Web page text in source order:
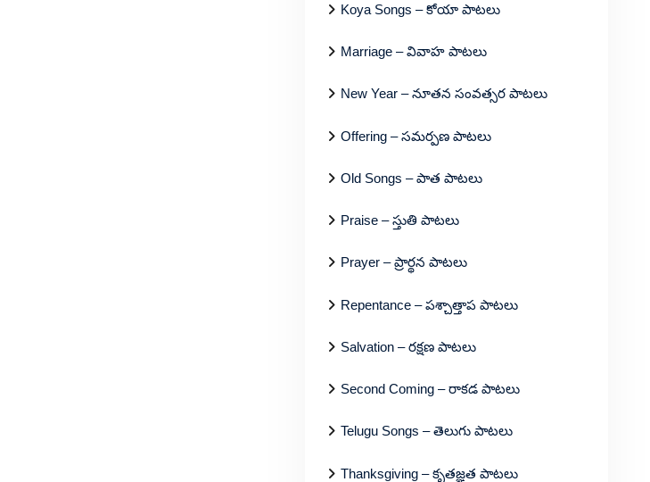
Koya Songs – కోయా పాటలు
Marriage – వివాహ పాటలు
New Year – నూతన సంవత్సర పాటలు
Offering – సమర్పణ పాటలు
Old Songs – పాత పాటలు
Praise – స్తుతి పాటలు
Prayer – ప్రార్థన పాటలు
Repentance – పశ్చాత్తాప పాటలు
Salvation – రక్షణ పాటలు
Second Coming – రాకడ పాటలు
Telugu Songs – తెలుగు పాటలు
Thanksgiving – కృతజ్ఞత పాటలు